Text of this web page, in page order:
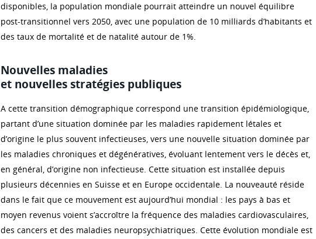
disponibles, la population mondiale pourrait atteindre un nouvel équilibre
post-transitionnel vers 2050, avec une population de 10 milliards d’habitants et
des taux de mortalité et de natalité autour de 1%.
Nouvelles maladies
et nouvelles stratégies publiques
A cette transition démographique correspond une transition épidémiologique,
partant d’une situation dominée par les maladies rapidement létales et
d’origine le plus souvent infectieuses, vers une nouvelle situation dominée par
les maladies chroniques et dégénératives, évoluant lentement vers le décès et,
en général, d’origine non infectieuse. Cette situation est installée depuis
plusieurs décennies en Suisse et en Europe occidentale. La nouveauté réside
dans le fait que ce mouvement est aujourd’hui mondial : les pays à bas et
moyen revenus voient s’accroître la fréquence des maladies cardiovasculaires,
des cancers et des maladies neuropsychiatriques. Cette évolution mondiale est